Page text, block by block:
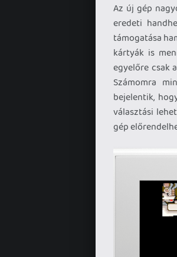
Az új gép
eredeti
támogatása
kártyák is
egyelőre csak
Számomra
bejelentik,
választási
gép